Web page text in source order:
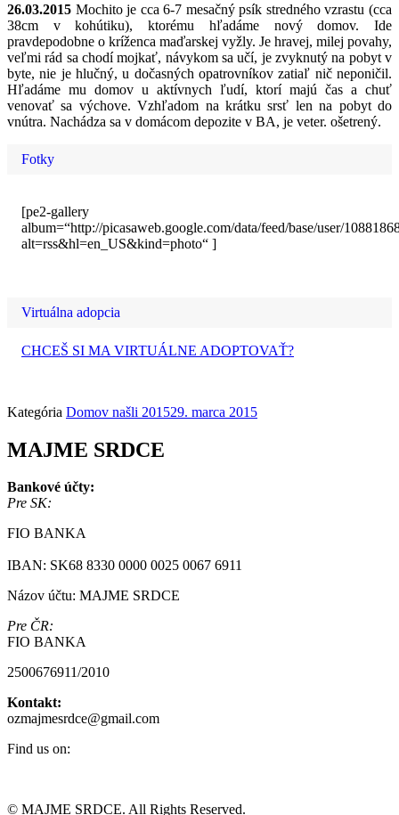
26.03.2015 Mochito je cca 6-7 mesačný psík stredného vzrastu (cca
38cm v kohútiku), ktorému hľadáme nový domov. Ide
pravdepodobne o kríženca maďarskej vyžly. Je hravej, milej povahy,
veľmi rád sa chodí mojkať, návykom sa učí, je zvyknutý na pobyt v
byte, nie je hlučný, u dočasných opatrovníkov zatiaľ nič neponičil.
Hľadáme mu domov u aktívnych ľudí, ktorí majú čas a chuť
venovať sa výchove. Vzhľadom na krátku srsť len na pobyt do
vnútra. Nachádza sa v domácom depozite v BA, je veter. ošetrený.
Fotky
[pe2-gallery
album=“http://picasaweb.google.com/data/feed/base/user/
alt=rss&hl=en_US&kind=photo“ ]
Virtuálna adopcia
CHCEŠ SI MA VIRTUÁLNE ADOPTOVAŤ?
Kategória Domov našli 201529. marca 2015
MAJME SRDCE
Bankové účty:
Pre SK:
FIO BANKA
IBAN: SK68 8330 0000 0025 0067 6911
Názov účtu: MAJME SRDCE
Pre ČR:
FIO BANKA
2500676911/2010
Kontakt:
ozmajmesrdce@gmail.com
Find us on:
opens
opens
© MAJME SRDCE. All Rights Reserved.